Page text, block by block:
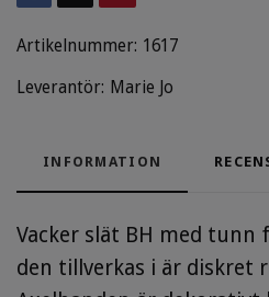
Artikelnummer: 1617
Leverantör: Marie Jo
INFORMATION
Vacker slät BH med tunn
den tillverkas i är diskret